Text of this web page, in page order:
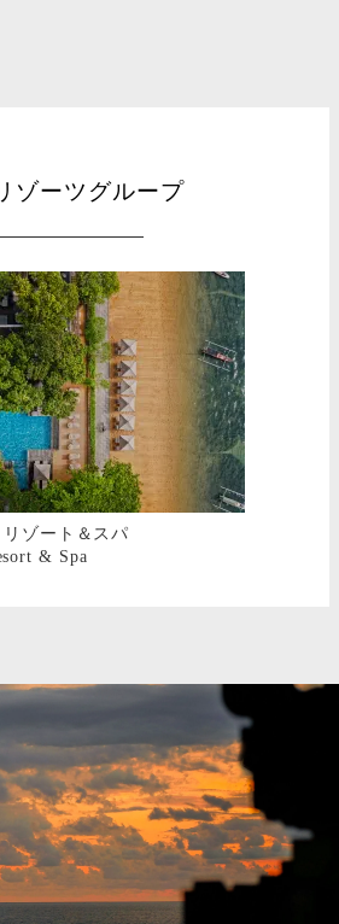
ゾーツグループ
スパ